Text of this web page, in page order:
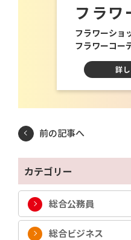
フラワ
フラワーショ
フラワーコー
詳
前の記事へ
カテゴリー
総合公務員
総合ビジネス